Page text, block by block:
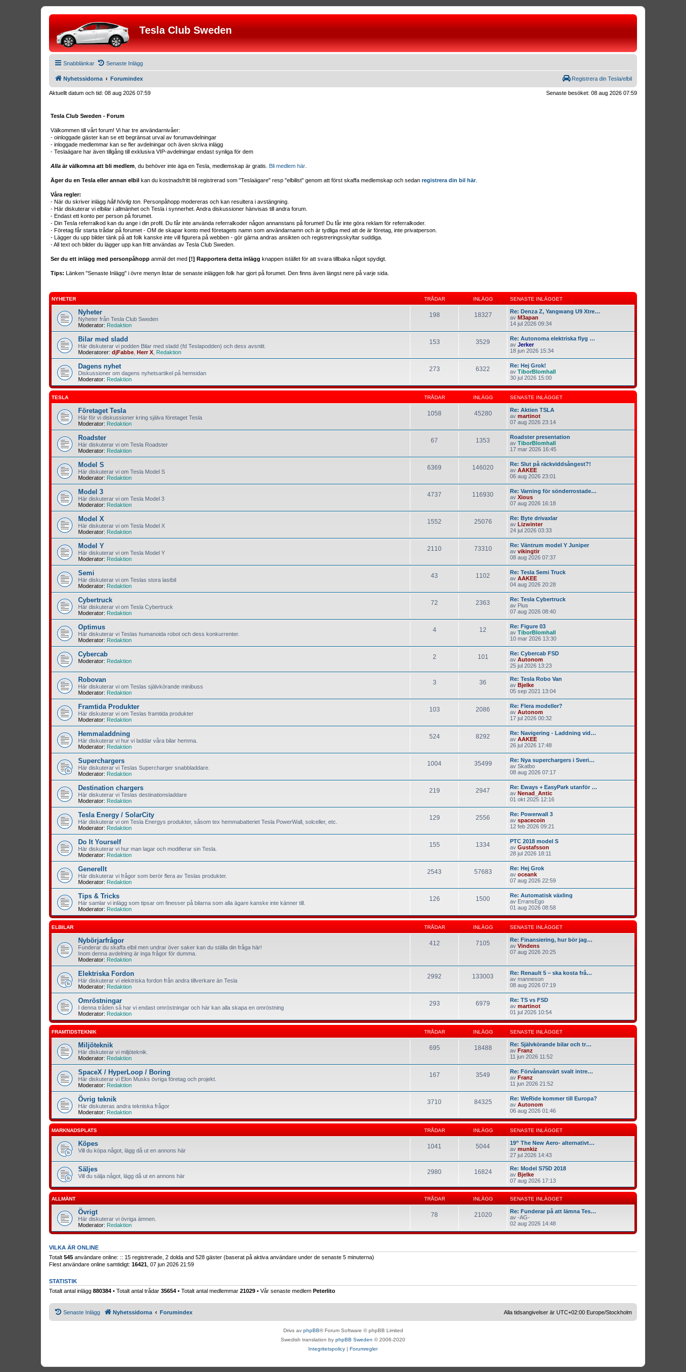
Tesla Club Sweden
Snabblänkar Senaste Inlägg
Nyhetssidorna Forumindex Registrera din Tesla/elbil
Senaste besöket: 08 aug 2026 07:59
Aktuellt datum och tid: 08 aug 2026 07:59
Tesla Club Sweden - Forum
Välkommen till vårt forum! Vi har tre användarnivåer:
- oinloggade gäster kan se ett begränsat urval av forumavdelningar
- inloggade medlemmar kan se fler avdelningar och även skriva inlägg
- Teslaägare har även tillgång till exklusiva VIP-avdelningar endast synliga för dem
Alla är välkomna att bli medlem , du behöver inte äga en Tesla, medlemskap är gratis. Bli medlem här
Äger du en Tesla eller annan elbil kan du kostnadsfritt bli registrerad som "Teslaägare" resp "elbilist" genom att först skaffa medlemskap och sedan registrera din bil här.
Våra regler:
- När du skriver inlägg håll hövlig ton. Personpåhopp modereras och kan resultera i avstängning.
- Här diskuterar vi elbilar i allmänhet och Tesla i synnerhet. Andra diskussioner hänvisas till andra forum.
- Endast ett konto per person på forumet.
- Din Tesla referralkod kan du ange i din profil. Du får inte använda referralkoder någon annanstans på forumet! Du får inte göra reklam för referralkoder.
- Företag får starta trådar på forumet - OM de skapar konto med företagets namn som användarnamn och är tydliga med att de är företag, inte privatperson.
- Lägger du upp bilder tänk på att folk kanske inte vill figurera på webben - gör gärna andras ansikten och registreringsskyltar suddiga.
- All text och bilder du lägger upp kan fritt användas av Tesla Club Sweden.
Ser du ett inlägg med personpåhopp anmäl det med [!] Rapportera detta inlägg knappen istället för att svara tillbaka något spydigt.
Tips: Länken "Senaste Inlägg" i övre menyn listar de senaste inläggen folk har gjort på forumet. Den finns även längst nere på varje sida.
NYHETER TRÅDAR INLÄGG SENASTE INLÄGGET
Nyheter
Nyheter från Tesla Club Sweden
Moderator: Redaktion
198 18327
Re: Denza Z, Yangwang U9 Xtre…
av M3apan
14 jul 2026 09:34
Bilar med sladd
Här diskuterar vi podden Bilar med sladd (fd Teslapodden) och dess avsnitt.
Moderatorer: djFabbe Herr X Redaktion
153 3529
Re: Autonoma elektriska flyg …
av Jerker
18 jun 2026 15:34
Dagens nyhet
Diskussioner om dagens nyhetsartikel på hemsidan
Moderator: Redaktion
273 6322
Re: Hej Grok!
av TiborBlomhall
30 jul 2026 15:00
TESLA TRÅDAR INLÄGG SENASTE INLÄGGET
Företaget Tesla
Här för vi diskussioner kring själva företaget Tesla
Moderator: Redaktion
1058 45280
Re: Aktien TSLA
av martinot
07 aug 2026 23:14
Roadster
Här diskuterar vi om Tesla Roadster
Moderator: Redaktion
67 1353
Roadster presentation
av TiborBlomhall
17 mar 2026 16:45
Model S
Här diskuterar vi om Tesla Model S
Moderator: Redaktion
6369 146020
Re: Slut på räckviddsångest?!
av AAKEE
06 aug 2026 23:01
Model 3
Här diskuterar vi om Tesla Model 3
Moderator: Redaktion
4737 116930
Re: Varning för sönderrostade…
av Xious
07 aug 2026 16:18
Model X
Här diskuterar vi om Tesla Model X
Moderator: Redaktion
1552 25076
Re: Byte drivaxlar
av Lizwinter
24 jul 2026 03:33
Model Y
Här diskuterar vi om Tesla Model Y
Moderator: Redaktion
2110 73310
Re: Väntrum model Y Juniper
av vikingtir
08 aug 2026 07:37
Semi
Här diskuterar vi om Teslas stora lastbil
Moderator: Redaktion
43 1102
Re: Tesla Semi Truck
av AAKEE
04 aug 2026 20:28
Cybertruck
Här diskuterar vi om Tesla Cybertruck
Moderator: Redaktion
72 2363
Re: Tesla Cybertruck
av Pius
07 aug 2026 08:40
Optimus
Här diskuterar vi Teslas humanoida robot och dess konkurrenter.
Moderator: Redaktion
4 12
Re: Figure 03
av TiborBlomhall
10 mar 2026 13:30
Cybercab
Moderator: Redaktion
2 101
Re: Cybercab FSD
av Autonom
25 jul 2026 13:23
Robovan
Här diskuterar vi om Teslas självkörande minibuss
Moderator: Redaktion
3 36
Re: Tesla Robo Van
av Bjelke
05 sep 2021 13:04
Framtida Produkter
Här diskuterar vi om Teslas framtida produkter
Moderator: Redaktion
103 2086
Re: Flera modeller?
av Autonom
17 jul 2026 00:32
Hemmaladdning
Här diskuterar vi hur vi laddar våra bilar hemma.
Moderator: Redaktion
524 8292
Re: Navigering - Laddning vid…
av AAKEE
26 jul 2026 17:48
Superchargers
Här diskuterar vi Teslas Supercharger snabbladdare.
Moderator: Redaktion
1004 35499
Re: Nya superchargers i Sveri…
av Skatbo
08 aug 2026 07:17
Destination chargers
Här diskuterar vi Teslas destinationsladdare
Moderator: Redaktion
219 2947
Re: Eways + EasyPark utanför …
av Nenad_Antic
01 okt 2025 12:16
Tesla Energy / SolarCity
Här diskuterar vi om Tesla Energys produkter, såsom tex hemmabatteriet Tesla PowerWall, solceller, etc.
Moderator: Redaktion
129 2556
Re: Powerwall 3
av spacecoin
12 feb 2026 09:21
Do It Yourself
Här diskuterar vi hur man lagar och modifierar sin Tesla.
Moderator: Redaktion
155 1334
PTC 2018 model S
av Gustafsson
28 jul 2026 18:11
Generellt
Här diskuterar vi frågor som berör flera av Teslas produkter.
Moderator: Redaktion
2543 57683
Re: Hej Grok
av oceank
07 aug 2026 22:59
Tips & Tricks
Här samlar vi inlägg som tipsar om finesser på bilarna som alla ägare kanske inte känner till.
Moderator: Redaktion
126 1500
Re: Automatisk växling
av ErransEgo
01 aug 2026 08:58
ELBILAR TRÅDAR INLÄGG SENASTE INLÄGGET
Nybörjarfrågor
Funderar du skaffa elbil men undrar över saker kan du ställa din fråga här!
Inom denna avdelning är inga frågor för dumma.
Moderator: Redaktion
412 7105
Re: Finansiering, hur bör jag…
av Vindens
07 aug 2026 20:25
Elektriska Fordon
Här diskuterar vi elektriska fordon från andra tillverkare än Tesla
Moderator: Redaktion
2992 133003
Re: Renault 5 – ska kosta frå…
av manneson
08 aug 2026 07:19
Omröstningar
I denna tråden så har vi endast omröstningar och här kan alla skapa en omröstning
Moderator: Redaktion
293 6979
Re: TS vs FSD
av martinot
01 jul 2026 10:54
FRAMTIDSTEKNIK TRÅDAR INLÄGG SENASTE INLÄGGET
Miljöteknik
Här diskuterar vi miljöteknik.
Moderator: Redaktion
695 18488
Re: Självkörande bilar och tr…
av Franz
11 jun 2026 11:52
SpaceX / HyperLoop / Boring
Här diskuterar vi Elon Musks övriga företag och projekt.
Moderator: Redaktion
167 3549
Re: Förvånansvärt svalt intre…
av Franz
11 jun 2026 21:52
Övrig teknik
Här diskuteras andra tekniska frågor
Moderator: Redaktion
3710 84325
Re: WeRide kommer till Europa?
av Autonom
06 aug 2026 01:46
MARKNADSPLATS TRÅDAR INLÄGG SENASTE INLÄGGET
Köpes
Vill du köpa något, lägg då ut en annons här
1041 5044
19” The New Aero- alternativt…
av munkiz
27 jul 2026 14:43
Säljes
Vill du sälja något, lägg då ut en annons här
2980 16824
Re: Model S75D 2018
av Bjelke
07 aug 2026 17:13
ALLMÄNT TRÅDAR INLÄGG SENASTE INLÄGGET
Övrigt
Här diskuterar vi övriga ämnen.
Moderator: Redaktion
78 21020
Re: Funderar på att lämna Tes…
av -AG-
02 aug 2026 14:48
VILKA ÄR ONLINE
Totalt 545 användare online: :: 15 registrerade, 2 dolda and 528 gäster (baserat på aktiva användare under de senaste 5 minuterna)
Flest användare online samtidigt: 16421 , 07 jun 2026 21:59
STATISTIK
Totalt antal inlägg 880384 • Totalt antal trådar 35654 • Totalt antal medlemmar 21029 • Vår senaste medlem Peterlito
Senaste Inlägg Nyhetssidorna Forumindex Alla tidsangivelser är UTC+02:00 Europe/Stockholm
Drivs av phpBB® Forum Software © phpBB Limited
Swedish translation by phpBB Sweden © 2006-2020
Integritetspolicy | Forumregler